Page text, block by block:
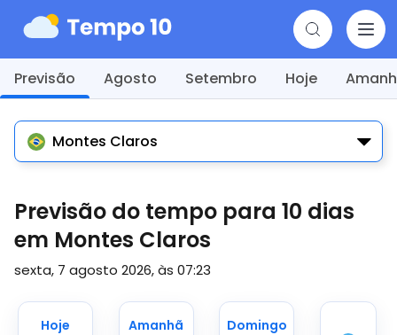
Previsão Agosto Setembro Hoje
Montes Claros
Previsão do tempo para 10 dias
em Montes Claros
sexta, 7 agosto 2026, às 07:23
Hoje Amanhã Domingo